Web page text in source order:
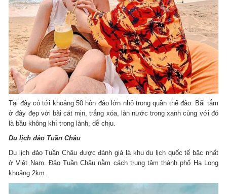
Tại đây có tới khoảng 50 hòn đảo lớn nhỏ trong quần thể đảo. Bãi tắm
ở đây đẹp với bãi cát mịn, trắng xóa, làn nước trong xanh cùng với đó
là bầu không khí trong lành, dễ chịu.
Du lịch đảo Tuần Châu
Du lịch đảo Tuần Châu được đánh giá là khu du lịch quốc tế bậc nhất
ở Việt Nam. Đảo Tuần Châu nằm cách trung tâm thành phố Hạ Long
khoảng 2km.